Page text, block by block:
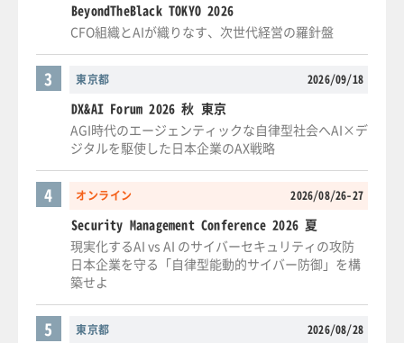
BeyondTheBlack TOKYO 2026
CFO組織とAIが織りなす、次世代経営の羅針盤
東京都 2026/09/18
3
DX&AI Forum 2026 秋 東京
AGI時代のエージェンティックな自律型社会へAI×デ
ジタルを駆使した日本企業のAX戦略
オンライン 2026/08/26-27
4
Security Management Conference 2026 夏
現実化するAI vs AI のサイバーセキュリティの攻防
日本企業を守る「自律型能動的サイバー防御」を構
築せよ
東京都 2026/08/28
5